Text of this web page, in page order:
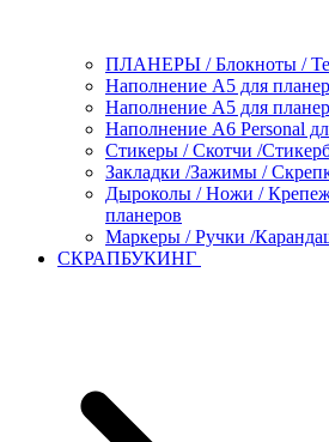
ПЛАНЕРЫ / Блокноты /
Наполнение А5 для
Наполнение А5 для
Наполнение А6 Personal
Стикеры / Скотчи /
Закладки /Зажимы /
Дыроколы / Ножи /
планеров
Маркеры / Ручки /
СКРАПБУКИНГ